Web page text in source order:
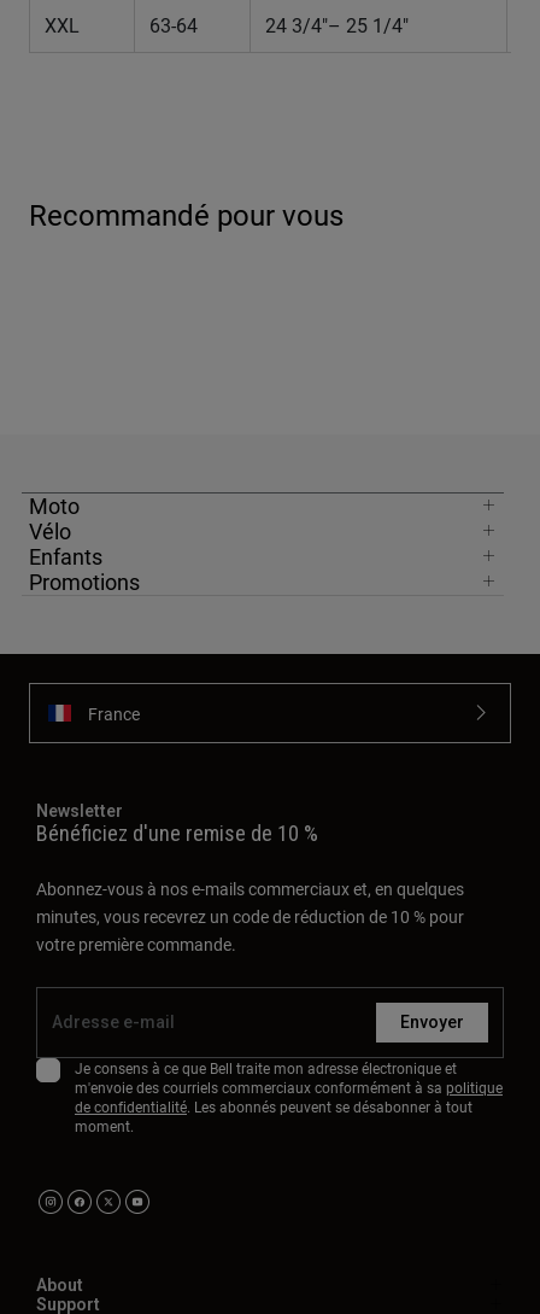
XXL 63-64 24 3/4"– 25 1/4"
Recommandé pour vous
Moto
Vélo
Enfants
Promotions
France
Newsletter
Bénéficiez d'une remise de 10 %
Abonnez-vous à nos e-mails commerciaux et, en quelques
minutes, vous recevrez un code de réduction de 10 % pour
votre première commande.
Envoyer
Je consens à ce que Bell traite mon adresse électronique et
m'envoie des courriels commerciaux conformément à sa politique
de confidentialité. Les abonnés peuvent se désabonner à tout
moment.
About
Support